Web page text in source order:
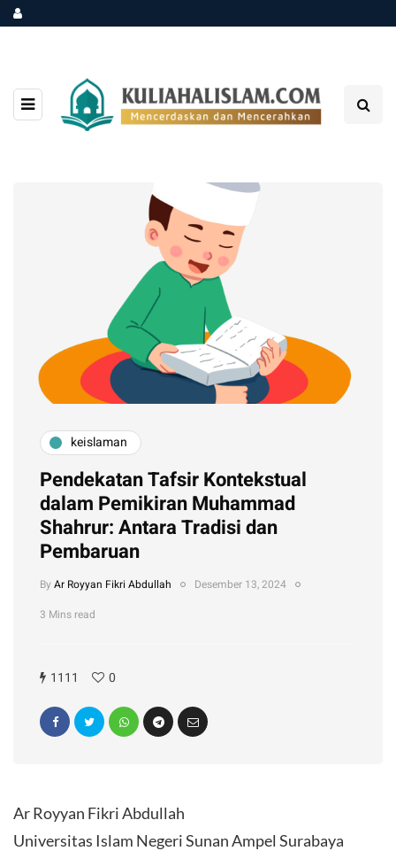
keislaman
Pendekatan Tafsir Kontekstual
dalam Pemikiran Muhammad
Shahrur: Antara Tradisi dan
Pembaruan
By Ar Royyan Fikri Abdullah
Desember 13, 2024
3 Mins read
1111 0
Ar Royyan Fikri Abdullah
Universitas Islam Negeri Sunan Ampel Surabaya